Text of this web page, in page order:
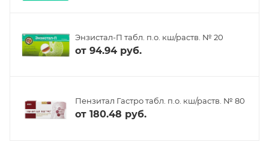
Энзистал-П табл. п.о. кш/раств. № 20
от 94.94 руб.
Пензитал Гастро табл. п.о. кш/раств. № 80
от 180.48 руб.